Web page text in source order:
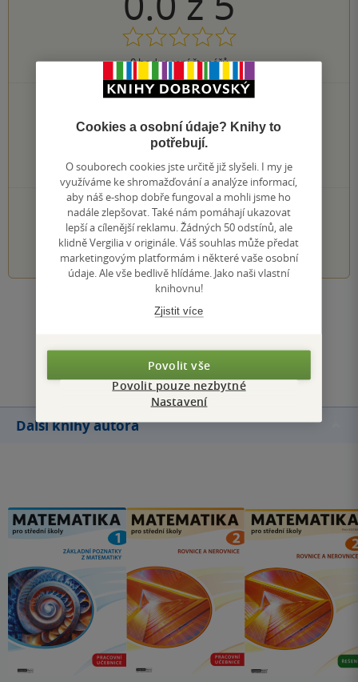
0hodnocení čtenářů
0×
4 hvězdičky
0×
3 hvězdičky
0×
2 hvězdičky
0×
1 hvezdička
PŘIDEJTE SVÉ HODNOCENÍ KNIHY
1 2 3 4 5
Zobrazit všechna hodnocení
Přidat hodnocení
Další knihy autora
Cookies a osobní údaje? Knihy to
potřebují.
O souborech cookies jste určitě již slyšeli. I my je
využíváme ke shromažďování a analýze informací,
aby náš e-shop dobře fungoval a mohli jsme ho
nadále zlepšovat. Také nám pomáhají ukazovat
lepší a cílenější reklamu. Žádných 50 odstínů, ale
klidně Vergilia v originále. Váš souhlas může předat
marketingovým platformám i některé vaše osobní
údaje. Ale vše bedlivě hlídáme. Jako naši vlastní
knihovnu!
Zjistit více
Povolit vše
Povolit pouze nezbytné
Nastavení